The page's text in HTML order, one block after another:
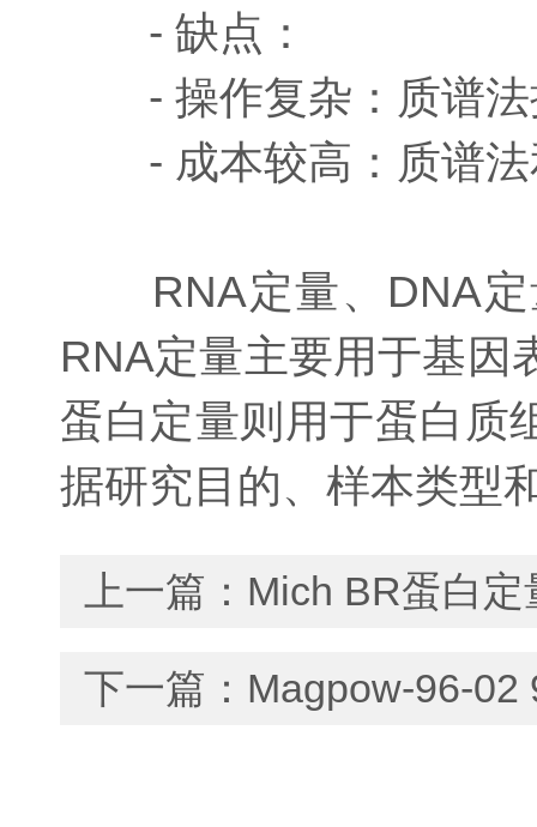
- 缺点：
- 操作复杂：质谱法
- 成本较高：质谱法
RNA定量、DNA定
RNA定量主要用于基因
蛋白定量则用于蛋白质
据研究目的、样本类型
上一篇： Mich BR蛋白
下一篇： Magpow-96-02